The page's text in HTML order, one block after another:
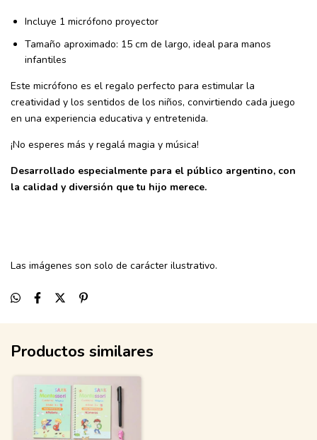
Incluye 1 micrófono proyector
Tamaño aproximado: 15 cm de largo, ideal para manos
infantiles
Este micrófono es el regalo perfecto para estimular la
creatividad y los sentidos de los niños, convirtiendo cada juego
en una experiencia educativa y entretenida.
¡No esperes más y regalá magia y música!
Desarrollado especialmente para el público argentino, con
la calidad y diversión que tu hijo merece.
Las imágenes son solo de carácter ilustrativo.
Productos similares